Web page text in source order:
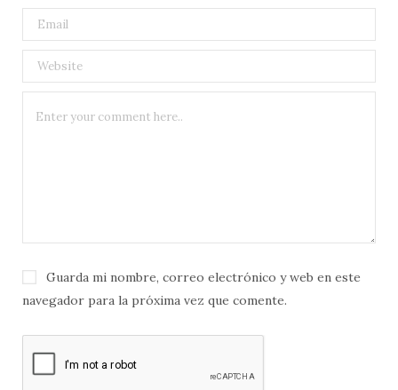
Guarda mi nombre, correo electrónico y web en este
navegador para la próxima vez que comente.